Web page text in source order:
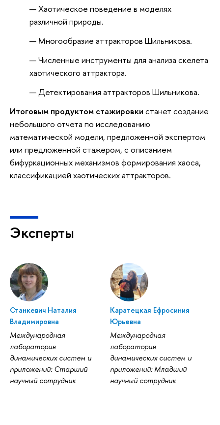
Хаотическое поведение в моделях
различной природы.
Многообразие аттракторов Шильникова.
Численные инструменты для анализа скелета
хаотического аттрактора.
Детектирования аттракторов Шильникова.
Итоговым продуктом стажировки станет создание
небольшого отчета по исследованию
математической модели, предложенной экспертом
или предложенной стажером, с описанием
бифуркационных механизмов формирования хаоса,
классификацией хаотических аттракторов.
Эксперты
Станкевич Наталия
Владимировна
Международная
лаборатория
динамических систем и
приложений: Старший
научный сотрудник
Каратецкая Ефросиния
Юрьевна
Международная
лаборатория
динамических систем и
приложений: Младший
научный сотрудник